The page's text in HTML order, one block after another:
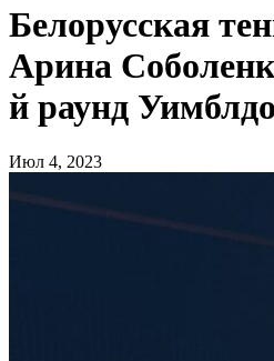
Белорусская
Арина
й раунд
Июл 4, 2023